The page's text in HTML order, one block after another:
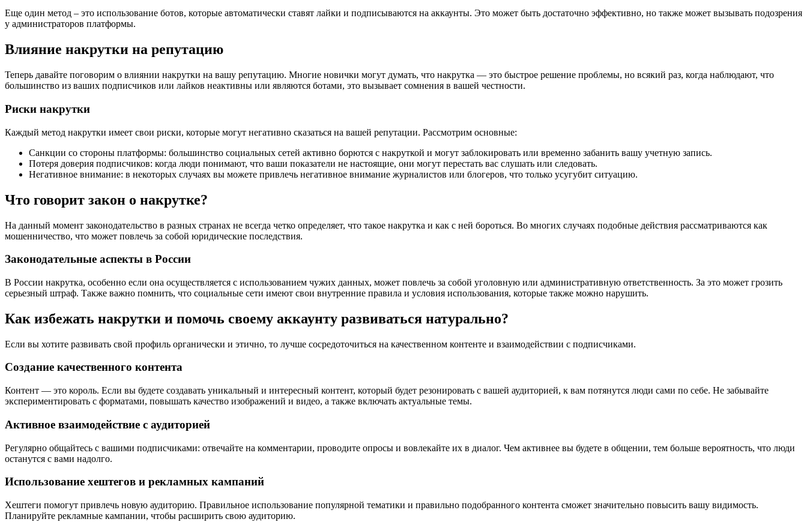
Еще один метод – это использование ботов, которые автоматически ставят лайки и подписываются на аккаунты. Это может быть достаточно эффективно, но также может вызывать подозрения
у администраторов платформы.
Влияние накрутки на репутацию
Теперь давайте поговорим о влиянии накрутки на вашу репутацию. Многие новички могут думать, что накрутка — это быстрое решение проблемы, но всякий раз, когда наблюдают, что
большинство из ваших подписчиков или лайков неактивны или являются ботами, это вызывает сомнения в вашей честности.
Риски накрутки
Каждый метод накрутки имеет свои риски, которые могут негативно сказаться на вашей репутации. Рассмотрим основные:
Санкции со стороны платформы: большинство социальных сетей активно борются с накруткой и могут заблокировать или временно забанить вашу учетную запись.
Потеря доверия подписчиков: когда люди понимают, что ваши показатели не настоящие, они могут перестать вас слушать или следовать.
Негативное внимание: в некоторых случаях вы можете привлечь негативное внимание журналистов или блогеров, что только усугубит ситуацию.
Что говорит закон о накрутке?
На данный момент законодательство в разных странах не всегда четко определяет, что такое накрутка и как с ней бороться. Во многих случаях подобные действия рассматриваются как
мошенничество, что может повлечь за собой юридические последствия.
Законодательные аспекты в России
В России накрутка, особенно если она осуществляется с использованием чужих данных, может повлечь за собой уголовную или административную ответственность. За это может грозить
серьезный штраф. Также важно помнить, что социальные сети имеют свои внутренние правила и условия использования, которые также можно нарушить.
Как избежать накрутки и помочь своему аккаунту развиваться натурально?
Если вы хотите развивать свой профиль органически и этично, то лучше сосредоточиться на качественном контенте и взаимодействии с подписчиками.
Создание качественного контента
Контент — это король. Если вы будете создавать уникальный и интересный контент, который будет резонировать с вашей аудиторией, к вам потянутся люди сами по себе. Не забывайте
экспериментировать с форматами, повышать качество изображений и видео, а также включать актуальные темы.
Активное взаимодействие с аудиторией
Регулярно общайтесь с вашими подписчиками: отвечайте на комментарии, проводите опросы и вовлекайте их в диалог. Чем активнее вы будете в общении, тем больше вероятность, что люди
останутся с вами надолго.
Использование хештегов и рекламных кампаний
Хештеги помогут привлечь новую аудиторию. Правильное использование популярной тематики и правильно подобранного контента сможет значительно повысить вашу видимость.
Планируйте рекламные кампании, чтобы расширить свою аудиторию.